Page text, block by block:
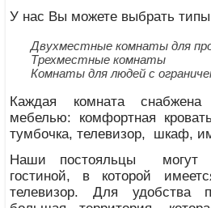
У нас Вы можете выбрать
Двухместные комнаты для
Трехместные комнаты
Комнаты для людей с
Каждая комната снабжена
мебелью: комфортная
тумбочка, телевизор, шкаф,
Наши постояльцы могут
гостиной, в которой
телевизор. Для удобства